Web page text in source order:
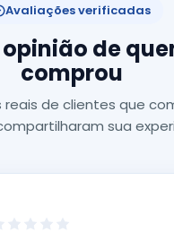
Avaliações verificadas
de
comprou
de clientes que
sua